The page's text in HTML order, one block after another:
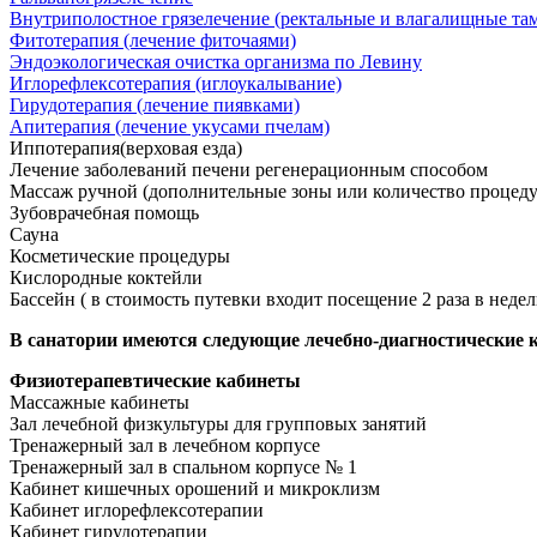
Внутриполостное грязелечение (ректальные и влагалищные
Фитотерапия (лечение фиточаями)
Эндоэкологическая очистка организма по Левину
Иглорефлексотерапия (иглоукалывание)
Гирудотерапия (лечение пиявками)
Апитерапия (лечение укусами пчелам)
Иппотерапия(верховая езда)
Лечение заболеваний печени регенерационным способом
Массаж ручной (дополнительные зоны или количество
Зубоврачебная помощь
Сауна
Косметические процедуры
Кислородные коктейли
Бассейн ( в стоимость путевки входит посещение 2 раза в
В санатории имеются следующие лечебно-диагностические
Физиотерапевтические кабинеты
Массажные кабинеты
Зал лечебной физкультуры для групповых занятий
Тренажерный зал в лечебном корпусе
Тренажерный зал в спальном корпусе № 1
Кабинет кишечных орошений и микроклизм
Кабинет иглорефлексотерапии
Кабинет гирудотерапии